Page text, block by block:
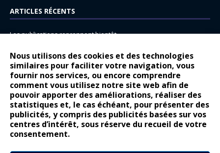
Nous utilisons des cookies et des technologies
similaires pour faciliter votre navigation, vous
fournir nos services, ou encore comprendre
comment vous utilisez notre site web afin de
pouvoir apporter des améliorations, réaliser des
statistiques et, le cas échéant, pour présenter des
publicités, y compris des publicités basées sur vos
centres d’intérêt, sous réserve du recueil de votre
consentement.
ARTICLES RÉCENTS
Les publications reprennent bientôt…
14 juillet : nouveau film de marque pour Citroën
Renault Espace : voyage, voyage…
Peugeot E-208 GTi : naissance d’une légende
COMMENTAIRES RÉCENTS
Bernard Dardartdans